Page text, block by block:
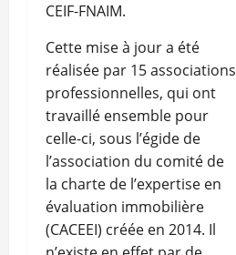
CEIF-FNAIM.
Cette mise à jour a été
réalisée par 15 associations
professionnelles, qui ont
travaillé ensemble pour
celle-ci, sous l’égide de
l’association du comité de
la charte de l’expertise en
évaluation immobilière
(CACEEI) créée en 2014. Il